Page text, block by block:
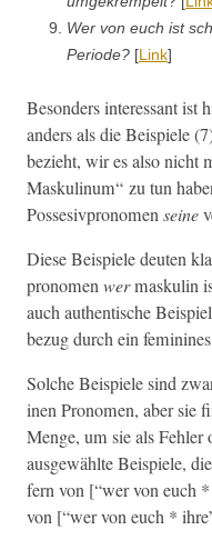
Wer von euch ist
Peri­ode? [Link]
Beson­ders inter­es­sant ist
anders als die Beispiele
bezieht, wir es also nicht
Maskulinum“ zu tun
Pos­s­esivpronomenseine
Diese Beispiele deuten
pronomenwermaskulin
auch authen­tis­che
bezug durch ein
Solche Beispiele sind
i­nen Pronomen, aber sie
Menge, um sie als
aus­gewählte Beispiele,
fern von [“wer von euch
von [“wer von euch *